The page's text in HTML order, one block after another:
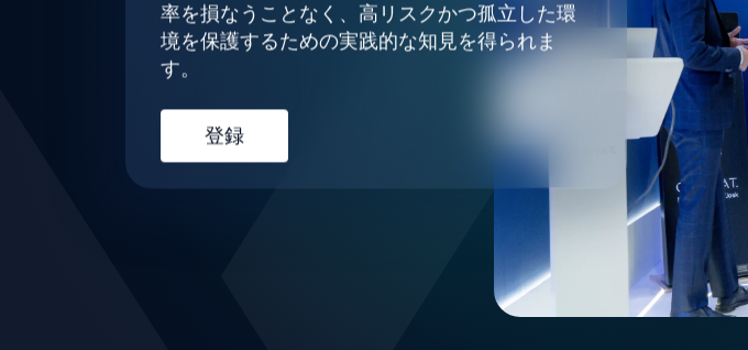
率を損なうことなく、高リスクかつ孤立した環
境を保護するための実践的な知見を得られま
す。
登録